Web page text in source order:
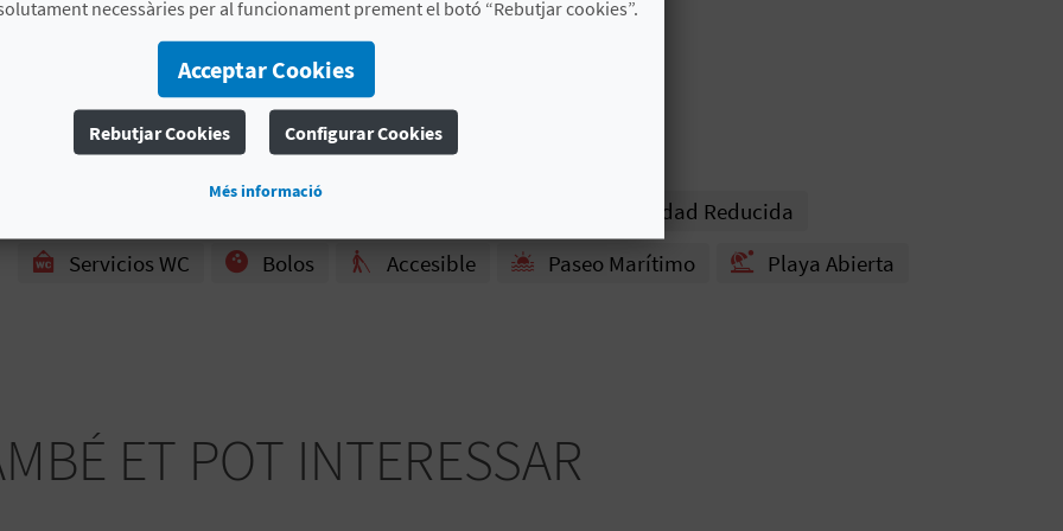
CERTIFICATS DE QUALITAT I MEDI AMBIENT
ISO 9001 Bandera Blava
# SERVEIS
Acceso Persona Movilidad Reducida
Servicios WC
Bolos Accesible Paseo Marítimo Playa Abierta
ET POT INTERESSAR
necessàries per al funcionament prement el botó “Rebutjar cookies”.
Acceptar Cookies
Rebutjar Cookies Configurar Cookies
Més informació